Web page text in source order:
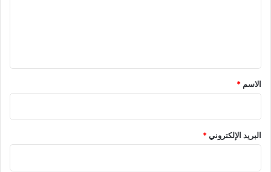
*
الاسم *
البريد الإلكتروني*